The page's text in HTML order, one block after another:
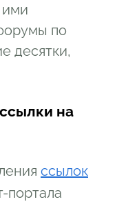
ими
по
десятки,
на
ссылок
портала